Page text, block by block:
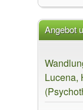
Angebot
Lucena,